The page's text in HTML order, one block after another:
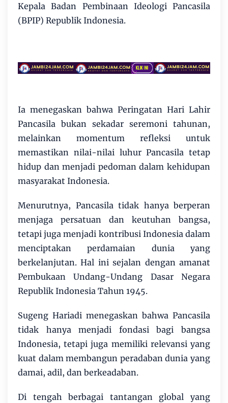
Kepala Badan Pembinaan Ideologi Pancasila
(BPIP) Republik Indonesia.
Ia menegaskan bahwa Peringatan Hari Lahir
Pancasila bukan sekadar seremoni tahunan,
melainkan momentum refleksi untuk
memastikan nilai-nilai luhur Pancasila tetap
hidup dan menjadi pedoman dalam kehidupan
masyarakat Indonesia.
Menurutnya, Pancasila tidak hanya berperan
menjaga persatuan dan keutuhan bangsa,
tetapi juga menjadi kontribusi Indonesia dalam
menciptakan perdamaian dunia yang
berkelanjutan. Hal ini sejalan dengan amanat
Pembukaan Undang-Undang Dasar Negara
Republik Indonesia Tahun 1945.
Sugeng Hariadi menegaskan bahwa Pancasila
tidak hanya menjadi fondasi bagi bangsa
Indonesia, tetapi juga memiliki relevansi yang
kuat dalam membangun peradaban dunia yang
damai, adil, dan berkeadaban.
Di tengah berbagai tantangan global yang